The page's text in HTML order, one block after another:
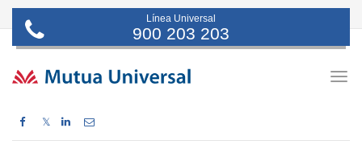
Línea Universal
900 203 203
𝕏